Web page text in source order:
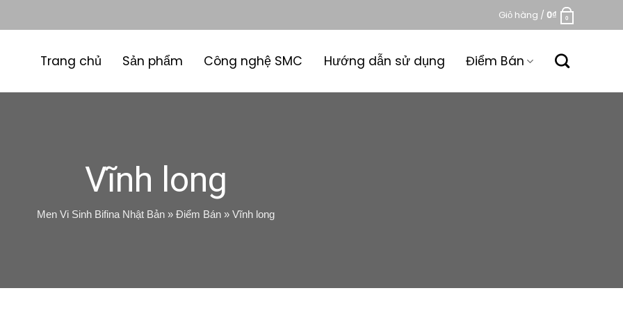
Giỏ hàng / 0₫ 0
Trang chủ Sản phẩm Công nghệ SMC Hướng dẫn sử dụng Điểm Bán
Vĩnh long
Men Vi Sinh Bifina Nhật Bản » Điểm Bán » Vĩnh long